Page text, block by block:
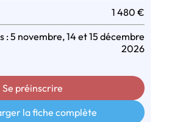
1 480 €
: 5 novembre, 14 et 15 décembre
2026
Se préinscrire
la fiche complète